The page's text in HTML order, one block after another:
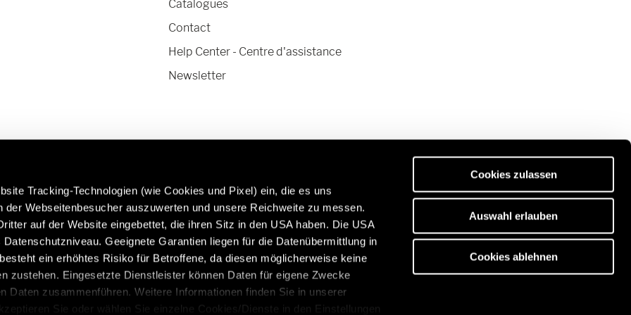
Tracking-Technologien (wie Cookies und Pixel) ein, die es uns
der Webseitenbesucher auszuwerten und unsere Reichweite zu messen.
auf der Website eingebettet, die ihren Sitz in den USA haben. Die USA
Geeignete Garantien liegen für die Datenübermittlung in
ein erhöhtes Risiko für Betroffene, da diesen möglicherweise keine
zustehen. Eingesetzte Dienstleister können Daten für eigene Zwecke
Daten zusammenführen. Weitere Informationen finden Sie in unserer
Sie oder wählen Sie einzelne Cookies/Dienste in den Einstellungen
Cookies zulassen
Auswahl erlauben
Cookies ablehnen
Catalogues
Contact
Help Center - Centre d'assistance
Newsletter
En savoir plus sur les pièces et accessoires
d'origine Hymer :
/fr/fr/services/accessoires-dorigine
Caravanes de qualité Premium :
https://www.eriba.com/fr/fr